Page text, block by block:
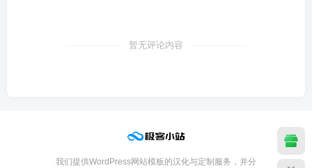
暂无评论内容
我们提供WordPress网站模板的汉化与定制服务，并分